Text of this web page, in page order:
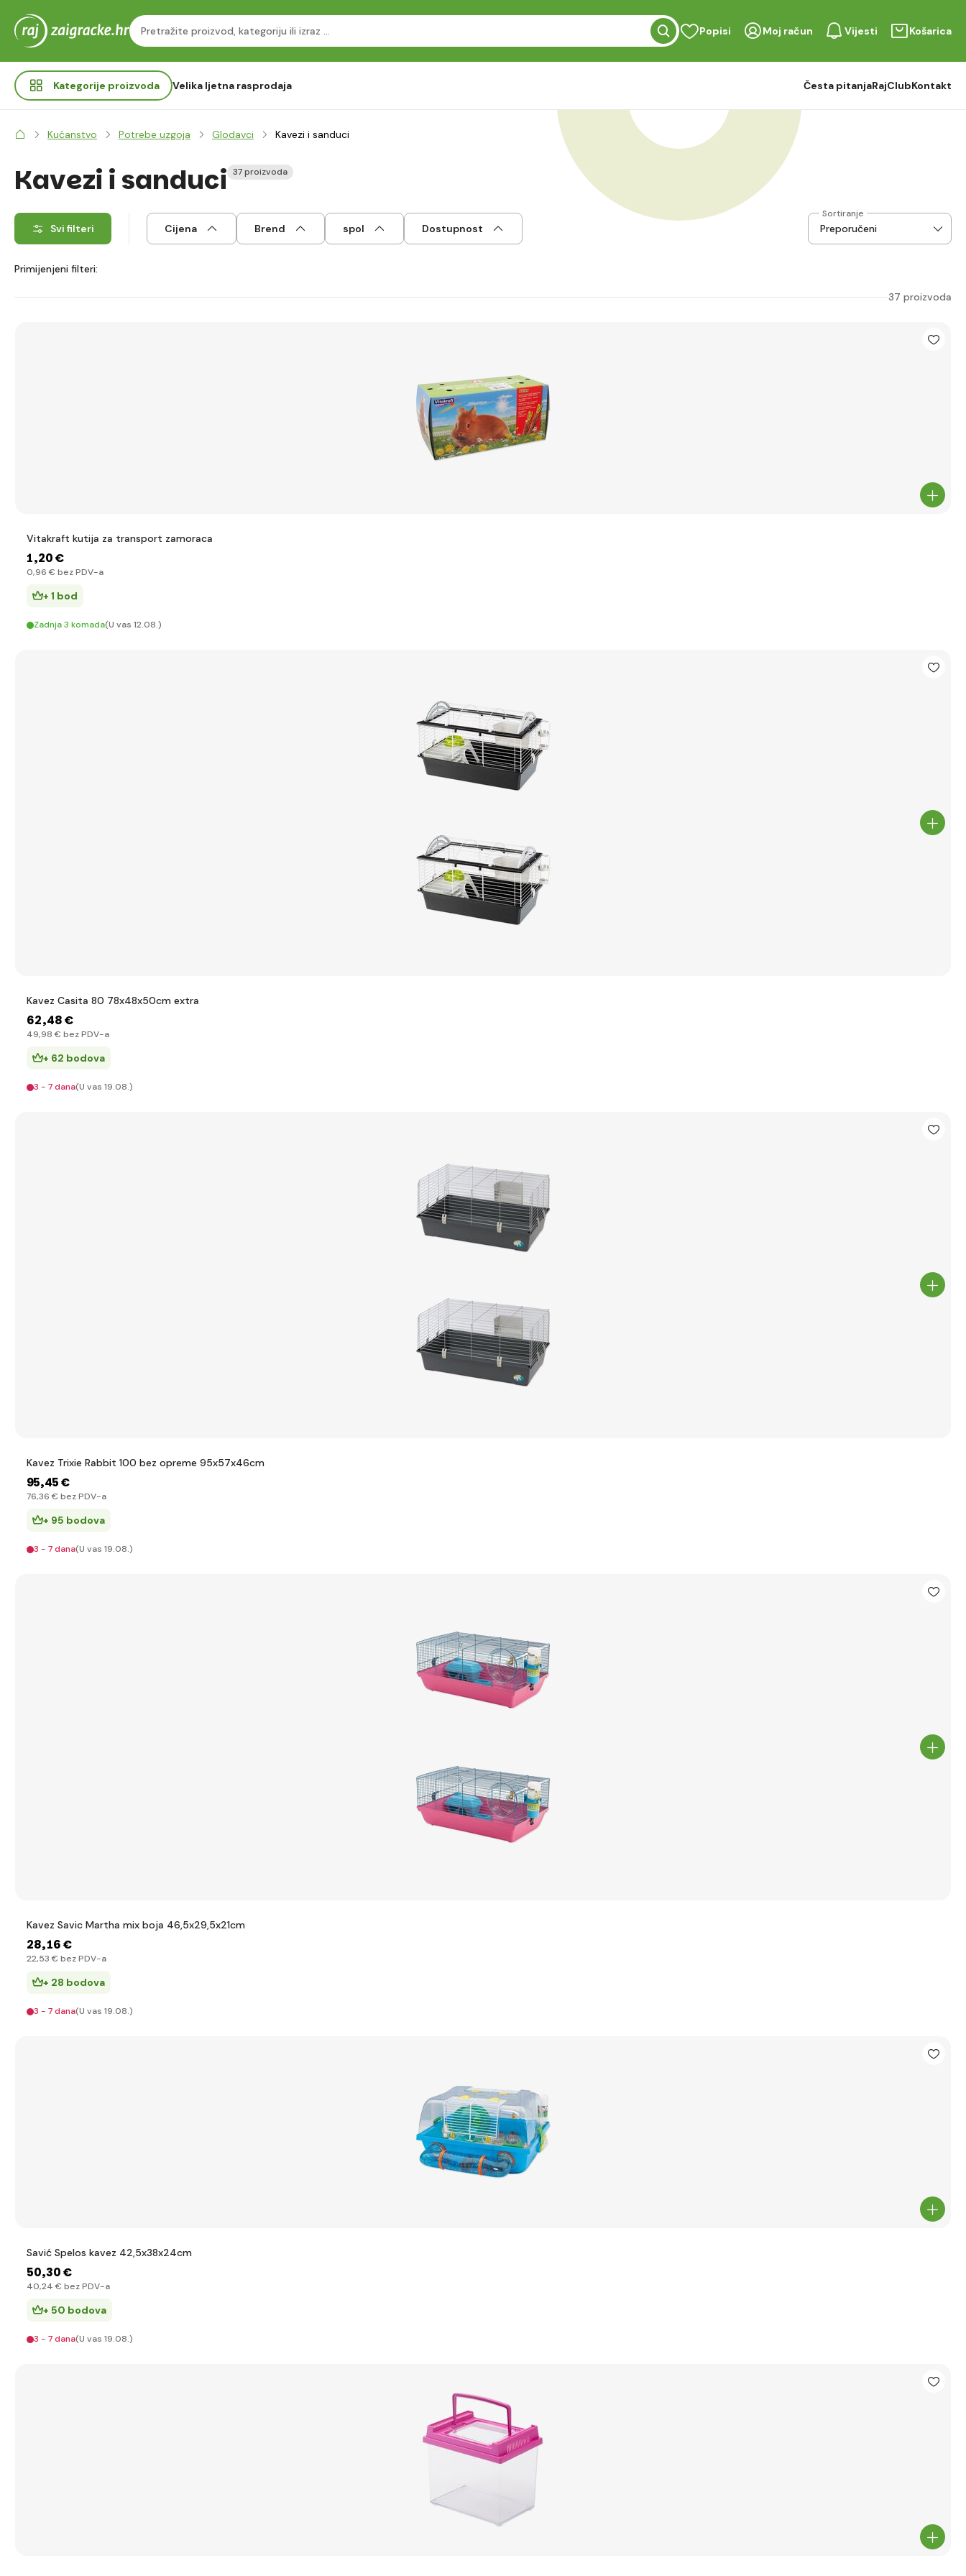
Popisi Moj račun Vijesti Košarica
Kategorije proizvoda Velika ljetna rasprodaja Česta pitanjaRajClubKontakt
Kućanstvo Potrebe uzgoja Glodavci Kavezi i sanduci
Kavezi i sanduci 37 proizvoda
Svi filteri Cijena Brend spol Dostupnost
Sortiranje
Primijenjeni filteri:
37 proizvoda
Vitakraft kutija za transport zamoraca
1,20 €
0,96 € bez PDV-a
+ 1 bod
Zadnja 3 komada(U vas 12.08.)
Kavez Casita 80 78x48x50cm extra
62,48 €
49,98 € bez PDV-a
+ 62 bodova
3 - 7 dana(U vas 19.08.)
Kavez Trixie Rabbit 100 bez opreme 95x57x46cm
95,45 €
76,36 € bez PDV-a
+ 95 bodova
3 - 7 dana(U vas 19.08.)
Kavez Savic Martha mix boja 46,5x29,5x21cm
28,16 €
22,53 € bez PDV-a
+ 28 bodova
3 - 7 dana(U vas 19.08.)
Savić Spelos kavez 42,5x38x24cm
50,30 €
40,24 € bez PDV-a
+ 50 bodova
3 - 7 dana(U vas 19.08.)